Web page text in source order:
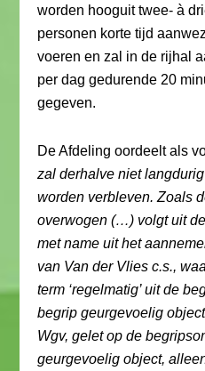
worden hooguit twee- à
personen korte tijd
voeren en zal in de rijhal
per dag gedurende 20
gegeven.
De Afdeling oordeelt als
zal derhalve niet
worden verbleven. Zoals
overwogen (…) volgt uit
met name uit het
van Van der Vlies c.s.,
term ‘regelmatig’ uit de
begrip geurgevoelig
Wgv, gelet op de
geurgevoelig object,